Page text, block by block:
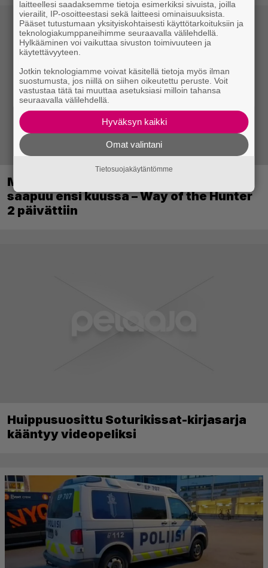
Metsästyssimulaattorin jatko-osa
saapuu ensi kuussa – Way of the Hunter
2 päivättiin
Huippusuosittu Soturikissat-kirjasarja
kääntyy videopeliksi
laitteellesi saadaksemme tietoja esimerkiksi sivuista, joilla
vierailit, IP-osoitteestasi sekä laitteesi ominaisuuksista.
Pääset tutustumaan yksityiskohtaisesti käyttötarkoituksiin ja
teknologiakumppaneihimme seuraavalla välilehdellä.
Hylkääminen voi vaikuttaa sivuston toimivuuteen ja
käytettävyyteen.
Jotkin teknologiamme voivat käsitellä tietoja myös ilman
suostumusta, jos niillä on siihen oikeutettu peruste. Voit
vastustaa tätä tai muuttaa asetuksiasi milloin tahansa
seuraavalla välilehdellä.
Hyväksyn kaikki
Omat valintani
Tietosuojakäytäntömme